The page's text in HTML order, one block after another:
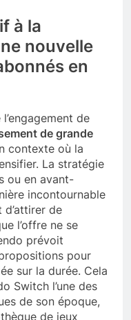
à la
nouvelle
en
de
de grande
contexte où la
La stratégie
ou en avant-
incontournable
de
l’offre ne se
prévoit
pour
sur la durée. Cela
Switch l’une des
de son époque,
de jeux